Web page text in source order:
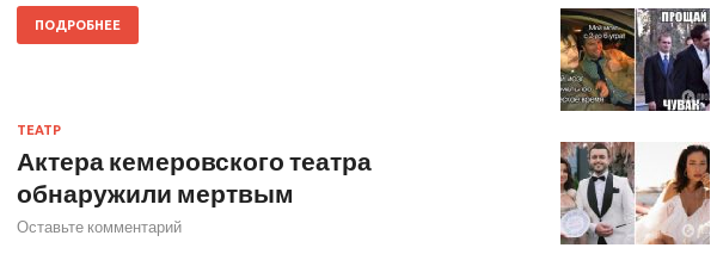
ПОДРОБНЕЕ
ТЕАТР
Актера кемеровского театра
обнаружили мертвым
Оставьте комментарий